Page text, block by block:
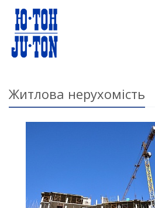
Житлова нерухомість